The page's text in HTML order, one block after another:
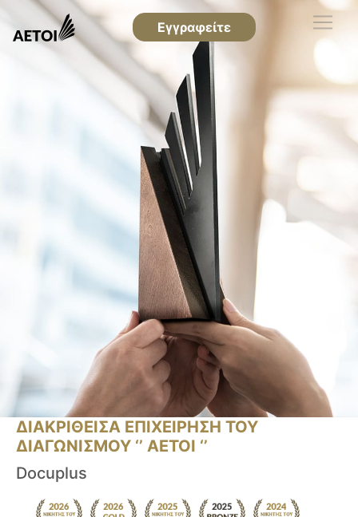
Εγγραφείτε
ΔΙΑΚΡΙΘΕΙΣΑ ΕΠΙΧΕΙΡΗΣΗ ΤΟΥ
ΔΙΑΓΩΝΙΣΜΟΥ ‘’ ΑΕΤΟΙ ‘’
Docuplus